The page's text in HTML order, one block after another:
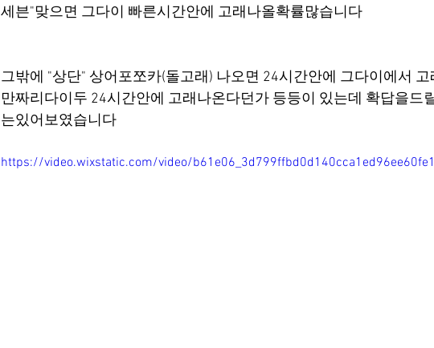
세븐"맞으면 그다이 빠른시간안에 고래나올확률많습니다
그밖에 "상단" 상어포쪼카(돌고래) 나오면 24시간안에 그다이에서
만짜리다이두 24시간안에 고래나온다던가 등등이 있는데 확답을드
는있어보였습니다
https://video.wixstatic.com/video/